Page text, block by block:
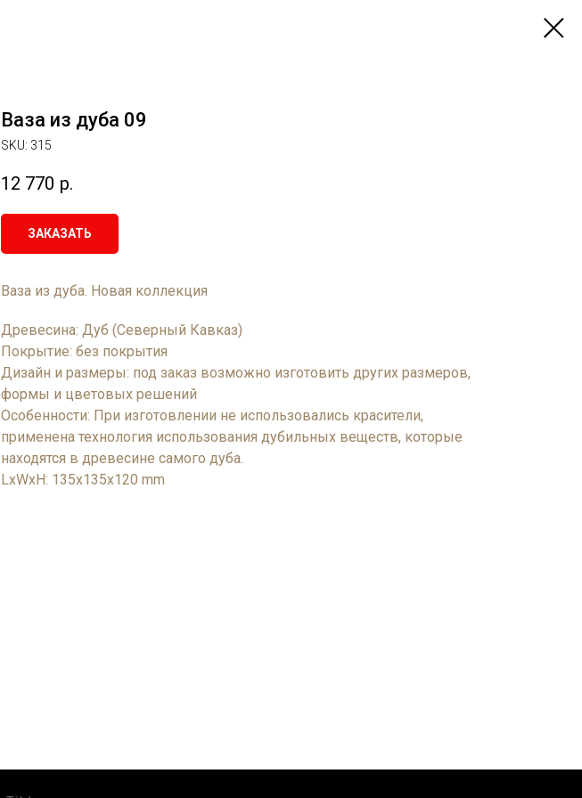
Ваза из дуба 09
SKU: 315
12 770 р.
ЗАКАЗАТЬ
Ваза из дуба. Новая коллекция
Древесина: Дуб (Северный Кавказ)
Покрытие: без покрытия
Дизайн и размеры: под заказ возможно изготовить других размеров,
формы и цветовых решений
Особенности: При изготовлении не использовались красители,
применена технология использования дубильных веществ, которые
находятся в древесине самого дуба.
LxWxH: 135x135x120 mm